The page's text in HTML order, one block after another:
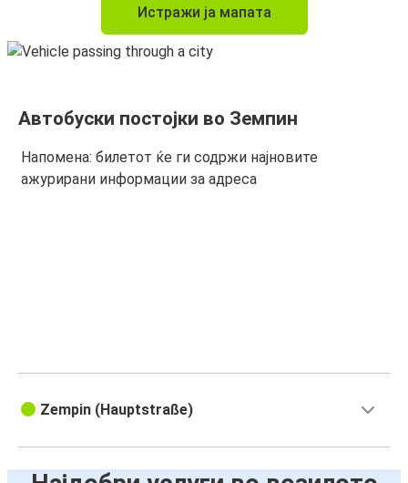
Истражи ја мапата
Автобуски постојки во Земпин
Напомена: билетот ќе ги содржи најновите
ажурирани информации за адреса
Zempin (Hauptstraße)